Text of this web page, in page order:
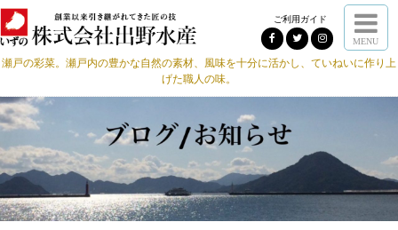
ご利用ガイド
MENU
瀬戸の彩菜。瀬戸内の豊かな自然の素材、風味を十分に活かし、ていねいに作り上
げた職人の味。